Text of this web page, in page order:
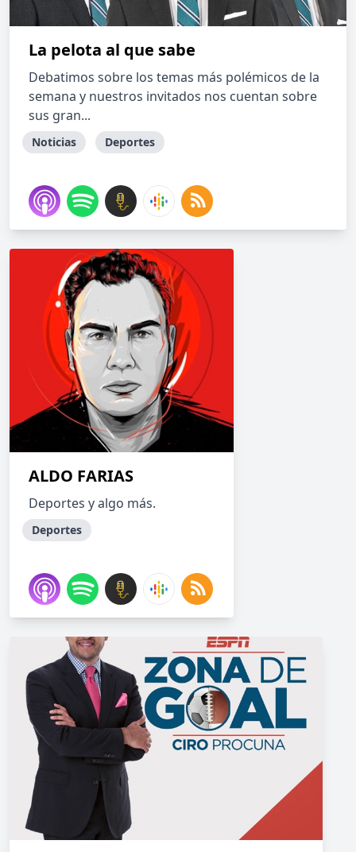
La pelota al que sabe
Debatimos sobre los temas más polémicos de la
semana y nuestros invitados nos cuentan sobre
sus gran...
Noticias Deportes
ALDO FARIAS
Deportes y algo más.
Deportes